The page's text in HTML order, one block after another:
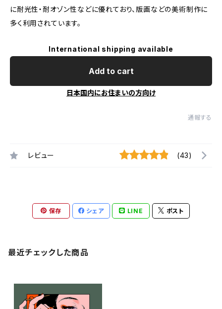
に耐光性・耐オゾン性などに優れており、版画などの美術制作に
多く利用されています。
International shipping available
Add to cart
日本国内にお住まいの方向け
通報する
レビュー (43)
保存 シェア LINE ポスト
最近チェックした商品